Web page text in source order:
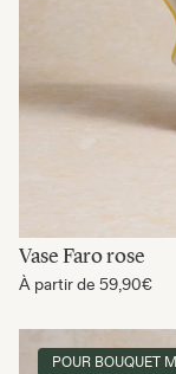
Vase Faro rose
À partir de 59,90€
POUR BOUQUET M